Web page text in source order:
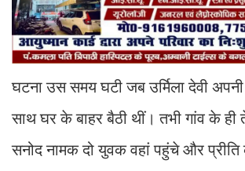
घटना उस समय घटी जब उर्मिला देवी
साथ घर के बाहर बैठी थीं। तभी गांव के
सनोद नामक दो युवक वहां पहुंचे और